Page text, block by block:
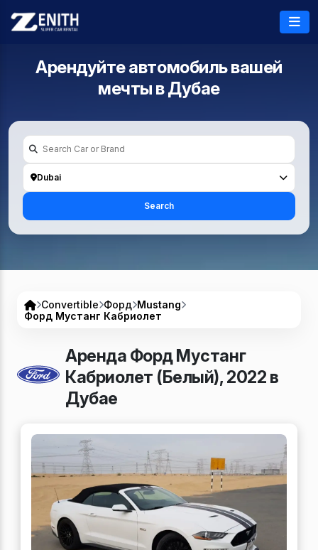
Арендуйте автомобиль вашей
мечты вДубае
Dubai
Search
Convertible Форд Mustang
Форд Мустанг Кабриолет
Аренда Форд Мустанг
Кабриолет (Белый), 2022 в
Дубае